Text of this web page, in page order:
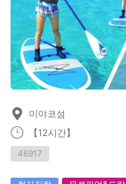
미야코섬
【12시간】
46917